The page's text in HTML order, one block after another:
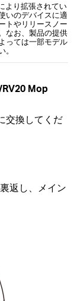
より拡張されてい
いのデバイスに適
トやリリースノー
なお、製品の提供
っては一部モデル
。
Mop
交換してくだ
返し、メイン